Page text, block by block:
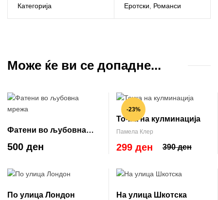
Категорија Еротски, Романси
Може ќе ви се допадне...
Фатени во љубовна
мрежа
500 ден
-23%
Точка на кулминација
Памела Клер
390 ден
299 ден
По улица Лондон На улица Шкотска